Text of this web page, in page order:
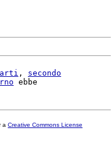
, secondo
a Creative Commons License